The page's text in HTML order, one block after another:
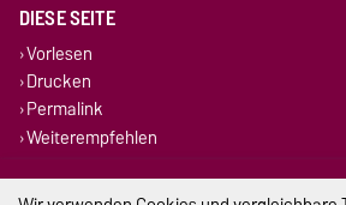
DIESE SEITE
Vorlesen
Drucken
Permalink
Weiterempfehlen
Impressum